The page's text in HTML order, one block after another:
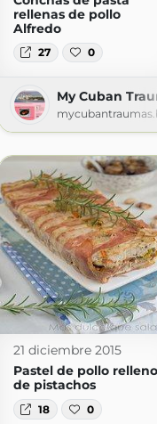
rellenas de pollo
Alfredo
27 0
My Cuban
21 diciembre 2015
Pastel de pollo relleno
de pistachos
18 0